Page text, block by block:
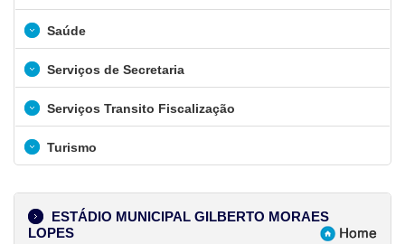
Saúde
Serviços de Secretaria
Serviços Transito Fiscalização
Turismo
ESTÁDIO MUNICIPAL GILBERTO MORAES
LOPES